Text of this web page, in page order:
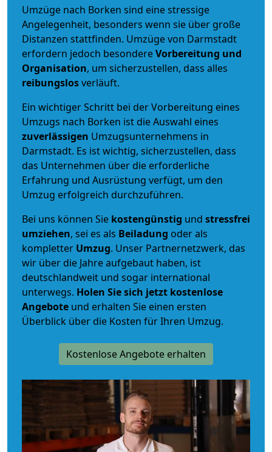
Umzüge nach Borken sind eine stressige
Angelegenheit, besonders wenn sie über große
Distanzen stattfinden. Umzüge von Darmstadt
erfordern jedoch besondereVorbereitung und
Organisation, um sicherzustellen, dass alles
reibungslosverläuft.
Ein wichtiger Schritt bei der Vorbereitung eines
Umzugs nach Borken ist die Auswahl eines
zuverlässigen Umzugsunternehmens in
Darmstadt. Es ist wichtig, sicherzustellen, dass
das Unternehmen über die erforderliche
Erfahrung und Ausrüstung verfügt, um den
Umzug erfolgreich durchzuführen.
Bei uns können Sie kostengünstig und stressfrei
umziehen, sei es als Beiladung oder als
kompletter Umzug. Unser Partnernetzwerk, das
wir über die Jahre aufgebaut haben, ist
deutschlandweit und sogar international
unterwegs. Holen Sie sich jetzt kostenlose
Angebote und erhalten Sie einen ersten
Überblick über die Kosten für Ihren Umzug.
Kostenlose Angebote erhalten